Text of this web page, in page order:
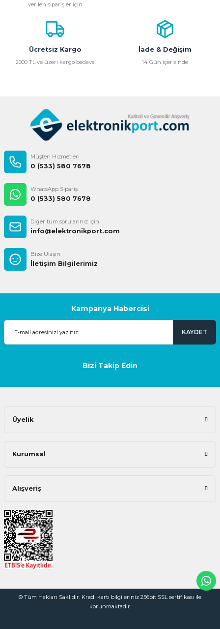
verilen siparişler için
Ücretsiz Kargo
2000 TL ve üzeri kargo bedava
İade & Değişim
14 Gün içerisinde
Müşteri Hizmetleri
0 (533) 580 7678
WhatsApp Sipariş
0 (533) 580 7678
Diğer tüm sorularınız için
info@elektronikport.com
Bize Ulaşın
İletişim Bilgilerimiz
Kampanya Habercisi
KAYDET
Bizi Takip Edin
Üyelik
Kurumsal
Alışveriş
© Tüm Hakları Saklıdır. Kredi kartı bilgileriniz 256bit SSL sertifikası ile
korunmaktadır.